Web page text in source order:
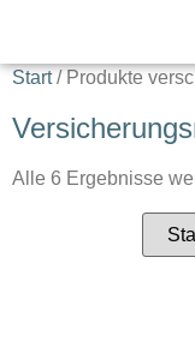
Start/ Produkte
Alle 6 Ergebnisse